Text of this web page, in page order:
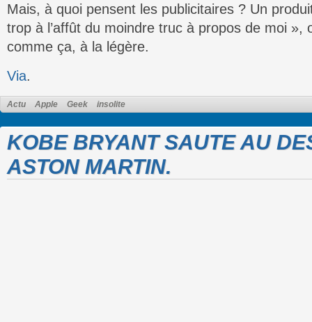
Mais, à quoi pensent les publicitaires ? Un
trop à l’affût du moindre truc à propos de moi »,
comme ça, à la légère.
Via.
Actu Apple Geek insolite
KOBE BRYANT SAUTE AU
ASTON MARTIN.